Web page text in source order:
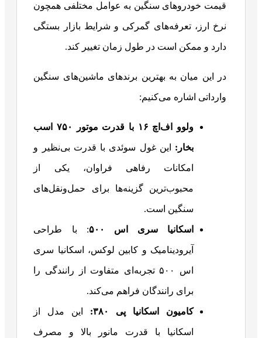
قیمت خودروهای سنگین به عوامل مختلفی همچون
نرخ ارز، تعرفه‌های گمرکی و شرایط بازار بستگی
دارد و ممکن است در طول زمان تغییر کند.
در این میان به بهترین برندهای ماشین‌های سنگین
وارداتی اشاره می‌کنیم:
ولوو اف‌اچ ۱۶ با قدرت موتور ۷۵۰اسب
بخار : این غول سوئدی با قدرت بی‌نظیر و
امکانات رفاهی فراوان، یکی از
محبوب‌ترین گزینه‌ها برای حمل‌ونقل‌های
سنگین است.
اسکانیا سری اس ۵۰۰: با طراحی
آیرودینامیک و کابین لوکس، اسکانیا سری
اس ۵۰۰ تجربه‌ای متفاوت از رانندگی را
برای رانندگان فراهم می‌کند.
کامیون اسکانیا پی ۳۸۰: این مدل از
اسکانیا با قدرت مانور بالا و مصرف